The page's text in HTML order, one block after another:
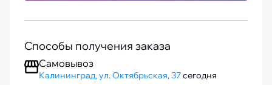
Способы получения заказа
Самовывоз
Калининград, ул. Октябрьская, 37сегодня